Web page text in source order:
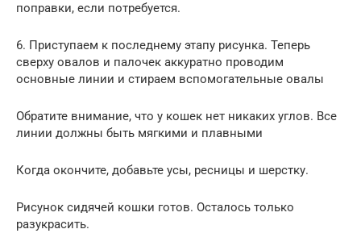
поправки, если потребуется.
6. Приступаем к последнему этапу рисунка. Теперь
сверху овалов и палочек аккуратно проводим
основные линии и стираем вспомогательные овалы
Обратите внимание, что у кошек нет никаких углов. Все
линии должны быть мягкими и плавными
Когда окончите, добавьте усы, ресницы и шерстку.
Рисунок сидячей кошки готов. Осталось только
разукрасить.